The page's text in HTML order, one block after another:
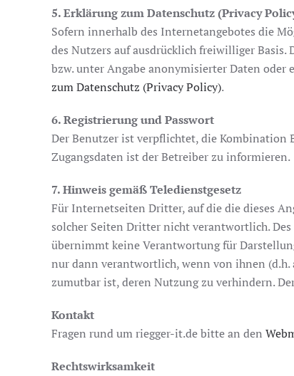
5. Erklärung zum Datenschutz (Privacy
Sofern innerhalb des Internetangebotes die
des Nutzers auf ausdrücklich freiwilliger Basis.
bzw. unter Angabe anonymisierter Daten
zum Datenschutz (Privacy Policy).
6. Registrierung und Passwort
Der Benutzer ist verpflichtet, die Kombination
Zugangsdaten ist der Betreiber zu informieren.
7. Hinweis gemäß Teledienstgesetz
Für Internetseiten Dritter, auf die die dieses
solcher Seiten Dritter nicht verantwortlich.
übernimmt keine Verantwortung für
nur dann verantwortlich, wenn von ihnen
zumutbar ist, deren Nutzung zu verhindern.
Kontakt
Fragen rund um riegger-it.de bitte an den
Rechtswirksamkeit